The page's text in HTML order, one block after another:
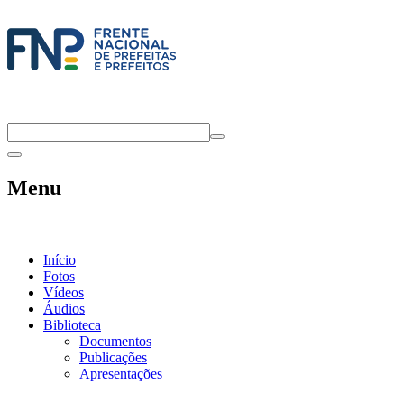
Menu
Início
Fotos
Vídeos
Áudios
Biblioteca
Documentos
Publicações
Apresentações